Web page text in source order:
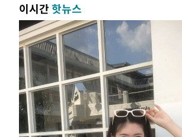
이시간핫뉴스